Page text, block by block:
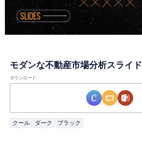
モダンな不動産市場分析スライド
ダウンロード
クール ダーク ブラック